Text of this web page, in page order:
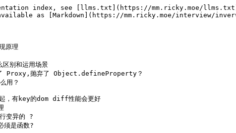
index, see [llms.txt](https://mm.ricky.moe/
as [Markdown](https://mm.ricky.moe/interview/
原理
别和运用场景
Proxy,抛弃了 Object.defineProperty？
用？
变异的 ?
是函数?